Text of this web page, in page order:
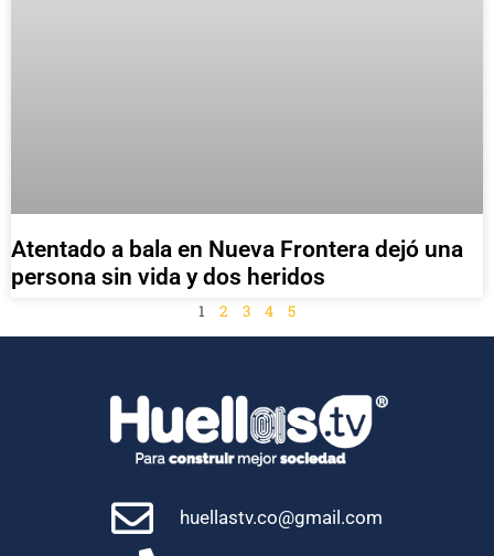
Atentado a bala en Nueva Frontera dejó una
persona sin vida y dos heridos
1 2 3 4 5
huellastv.co@gmail.com